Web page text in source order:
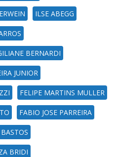
ILSE ABEGG
BERNARDI
JUNIOR
FELIPE MARTINS MULLER
FABIO JOSE PARREIRA
BRIDI